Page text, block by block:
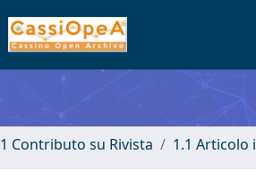
1 Contributo su Rivista 1.1 Articolo